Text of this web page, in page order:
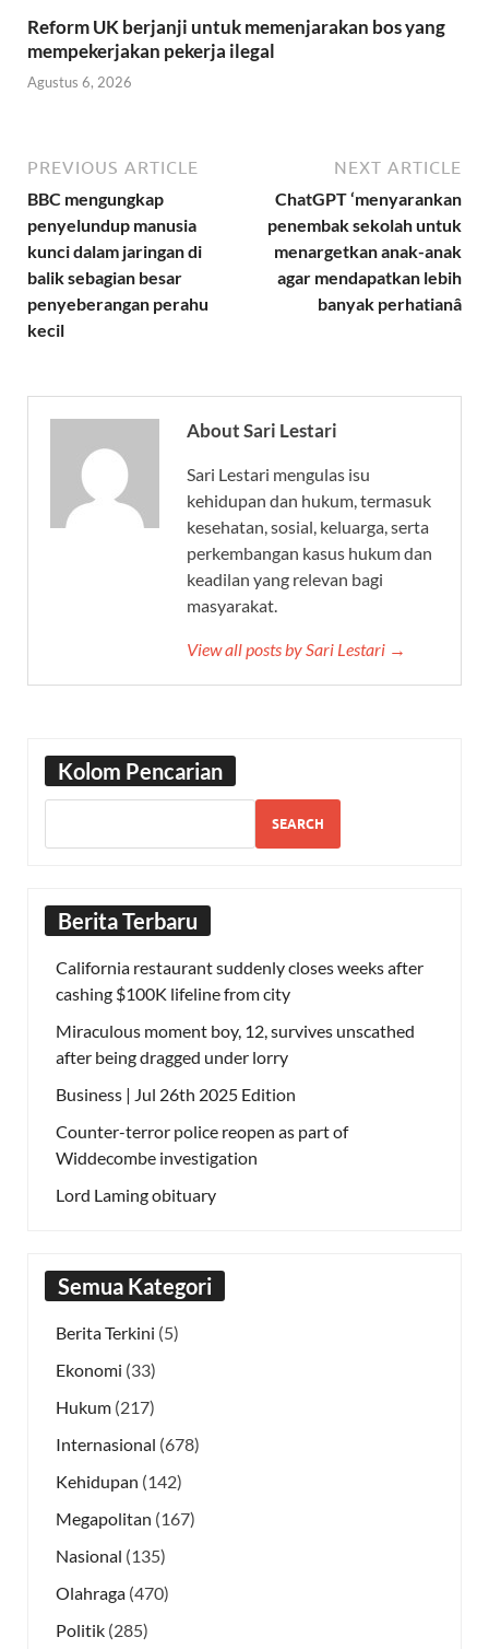
Reform UK berjanji untuk memenjarakan bos yang
mempekerjakan pekerja ilegal
Agustus 6, 2026
PREVIOUS ARTICLE
BBC mengungkap
penyelundup manusia
kunci dalam jaringan di
balik sebagian besar
penyeberangan perahu
kecil
NEXT ARTICLE
ChatGPT ‘menyarankan
penembak sekolah untuk
menargetkan anak-anak
agar mendapatkan lebih
banyak perhatianâ
About Sari Lestari
Sari Lestari mengulas isu
kehidupan dan hukum, termasuk
kesehatan, sosial, keluarga, serta
perkembangan kasus hukum dan
keadilan yang relevan bagi
masyarakat.
View all posts by Sari Lestari →
Kolom Pencarian
SEARCH
Berita Terbaru
California restaurant suddenly closes weeks after
cashing $100K lifeline from city
Miraculous moment boy, 12, survives unscathed
after being dragged under lorry
Business | Jul 26th 2025 Edition
Counter-terror police reopen as part of
Widdecombe investigation
Lord Laming obituary
Semua Kategori
Berita Terkini (5)
Ekonomi (33)
Hukum (217)
Internasional (678)
Kehidupan (142)
Megapolitan (167)
Nasional (135)
Olahraga (470)
Politik (285)